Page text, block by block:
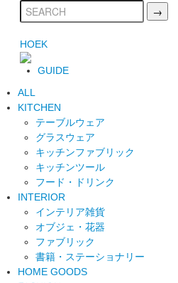
HOEK
GUIDE
ALL
KITCHEN
テーブルウェア
グラスウェア
キッチンファブリック
キッチンツール
フード・ドリンク
INTERIOR
インテリア雑貨
オブジェ・花器
ファブリック
書籍・ステーショナリー
HOME GOODS